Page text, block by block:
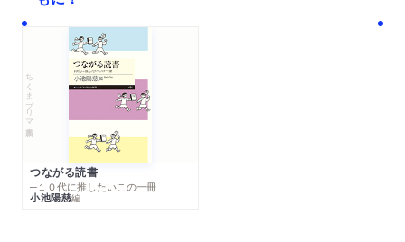
ちくまプリマー新書
つながる読書
─１０代に推したいこの一冊
小池陽慈編